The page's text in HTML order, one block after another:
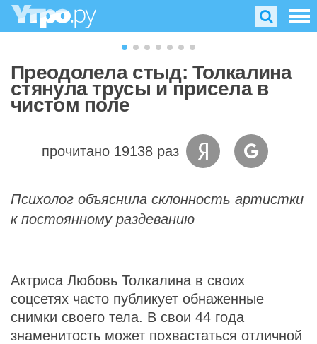
Преодолела стыд: Толкалина
стянула трусы и присела в
чистом поле
прочитано 19138 раз
Психолог объяснила склонность артистки
к постоянному раздеванию
Актриса Любовь Толкалина в своих
соцсетях часто публикует обнаженные
снимки своего тела. В свои 44 года
знаменитость может похвастаться отличной